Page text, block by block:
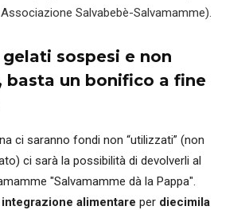
Salvabebè-Salvamamme).
sospesi e non
basta un bonifico a fine
ci saranno fondi non “utilizzati” (non
ci sarà la possibilità di devolverli al
"Salvamamme dà la Pappa".
integrazione alimentare per diecimila